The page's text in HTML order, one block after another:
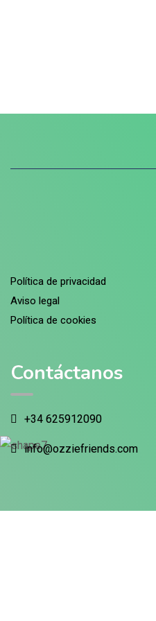
Política de privacidad
Aviso legal
Política de cookies
Contáctanos
+34 625912090
info@ozziefriends.com